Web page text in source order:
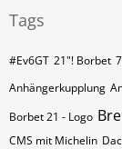
Tags
#Ev6GT 21"! Borbet
Anhängerkupplung
Borbet 21 - Logo
CMS mit Michelin